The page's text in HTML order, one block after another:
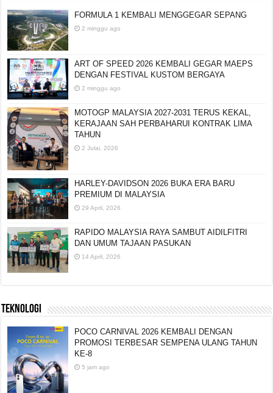
FORMULA 1 KEMBALI MENGGEGAR SEPANG
2 minggu ago
ART OF SPEED 2026 KEMBALI GEGAR MAEPS
DENGAN FESTIVAL KUSTOM BERGAYA
2 minggu ago
MOTOGP MALAYSIA 2027-2031 TERUS KEKAL,
KERAJAAN SAH PERBAHARUI KONTRAK LIMA
TAHUN
2 Julai, 2026
HARLEY-DAVIDSON 2026 BUKA ERA BARU
PREMIUM DI MALAYSIA
29 April, 2026
RAPIDO MALAYSIA RAYA SAMBUT AIDILFITRI
DAN UMUM TAJAAN PASUKAN
14 April, 2026
TEKNOLOGI
POCO CARNIVAL 2026 KEMBALI DENGAN
PROMOSI TERBESAR SEMPENA ULANG TAHUN
KE-8
5 jam ago